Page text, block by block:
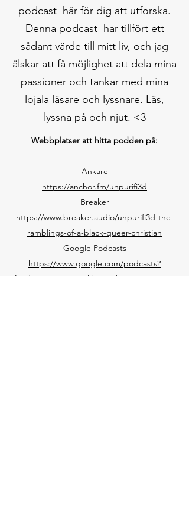
podcast här för dig att utforska.
Denna podcast har tillfört ett
sådant värde till mitt liv, och jag
älskar att få möjlighet att dela mina
passioner och tankar med mina
lojala läsare och lyssnare. Läs,
lyssna på och njut. <3
Webbplatser att hitta podden på:
Ankare
https://anchor.fm/unpurifi3d
Breaker
https://www.breaker.audio/unpurifi3d-the-
ramblings-of-a-black-queer-christian
Google Podcasts
https://www.google.com/podcasts?
feed=aHR0cHM6Ly9hbmNob3IuZm0vcy80Yz